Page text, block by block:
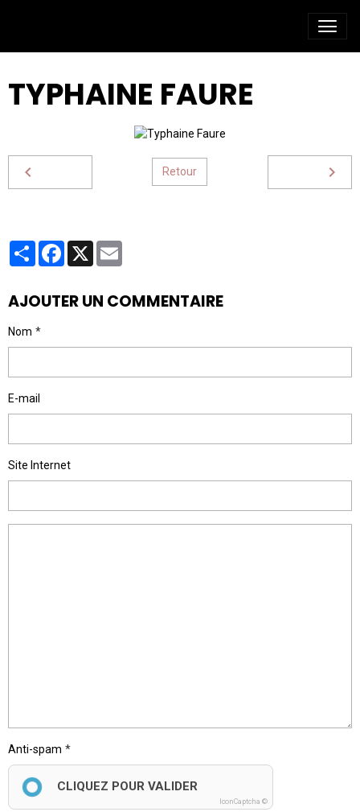
TYPHAINE FAURE
Retour
PartagerFacebook
X
AJOUTER UN COMMENTAIRE
Nom
E-mail
Site Internet
Anti-spam
CLIQUEZ POUR VALIDER
IconCaptcha ©